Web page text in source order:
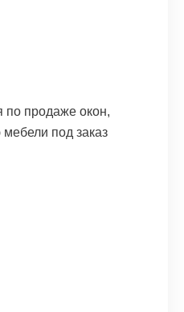
по продаже окон,
под заказ